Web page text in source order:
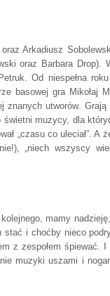
Arkadiusz
oraz Barbara Drop).
Od niespełna
gra Mikołaj
znanych utworów.
świetni muzycy, dla
„czasu co uleciał”. A
„niech wszyscy
mamy
i choćby nieco
zespołem śpiewać. I
muzyki uszami i